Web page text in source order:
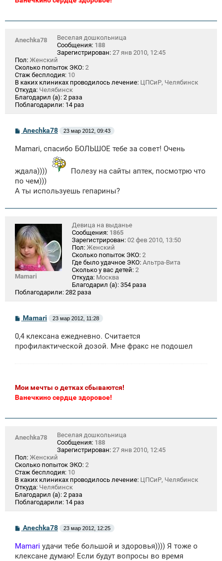
Anechka78
Веселая дошкольница
Сообщения: 188
Зарегистрирован: 27 янв 2010, 12:45
Пол: Женский
Сколько попыток ЭКО: 2
Стаж бесплодия: 10
В каких клиниках проводилось лечение: ЦПСиР, Челябинск
Откуда: Челябинск
Благодарил (а): 2 раза
Поблагодарили: 14 раз
С
о
б
н
е
Anechka78 23 мар 2012, 09:43
Mamari, спасибо БОЛЬШОЕ тебе за совет! Очень
ждала))))
Полезу на сайты аптек, посмотрю что
по чем)))
А ты используешь гепарины?
Mamari
Девица на выданье
Сообщения: 1865
Зарегистрирован: 02 фев 2010, 13:50
Пол: Женский
Сколько попыток ЭКО: 2
Где было удачное ЭКО: Альтра-Вита
Сколько у вас детей: 2
Откуда: Москва
Благодарил (а): 354 раза
Поблагодарили: 282 раза
С
о
б
щ
е
Mamari 23 мар 2012, 11:28
0,4 клексана ежедневно. Считается
профилактической дозой. Мне фракс не подошел
Мои мечты о детках сбываются!
Ванечкино сердце здоровое!
Anechka78
Веселая дошкольница
Сообщения: 188
Зарегистрирован: 27 янв 2010, 12:45
Пол: Женский
Сколько попыток ЭКО: 2
Стаж бесплодия: 10
В каких клиниках проводилось лечение: ЦПСиР, Челябинск
Откуда: Челябинск
Благодарил (а): 2 раза
Поблагодарили: 14 раз
С
о
б
щ
Anechka78 23 мар 2012, 12:25
Mamari удачи тебе большой и здоровья)))) Я тоже о
клексане думаю! Если будут вопросы во время